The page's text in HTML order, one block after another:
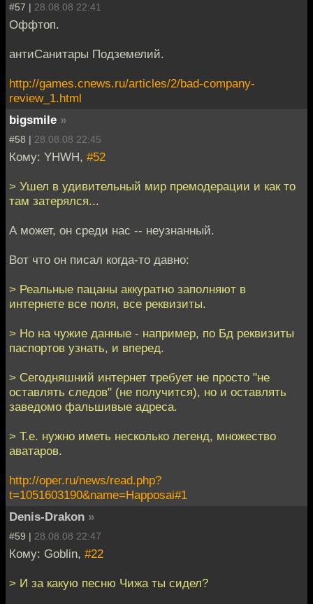
#57 | 28.08.08 22:41
Оффтоп.
антиСанитары Подземелий.
http://games.cnews.ru/articles/2/bad-company-
review_1.html
bigsmile »
#58 | 28.08.08 22:45
Кому: YHWH, #52
> Ушел в удивительный мир премодерации и как то
там затерялся...
А может, он среди нас -- неузнанный.
Вот что он писал когда-то давно:
> Реальные пацаны аккуратно заполняют в
интернете все поля, все реквизиты.
> Но на чужие данные - например, по Бд реквизиты
паспортов узнать, и вперед.
> Сегодняшний интернет требует не просто "не
оставлять следов" (не получится), но и оставлять
заведомо фальшивые адреса.
> Т.е. нужно иметь несколько легенд, множество
аватаров.
http://oper.ru/news/read.php?
t=1051603190&name=Happosai#1
Denis-Drakon »
#59 | 28.08.08 22:47
Кому: Goblin, #22
> И за какую песню Чижа ты сидел?